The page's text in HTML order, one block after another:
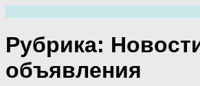
содержимому
Рубрика:
объявления